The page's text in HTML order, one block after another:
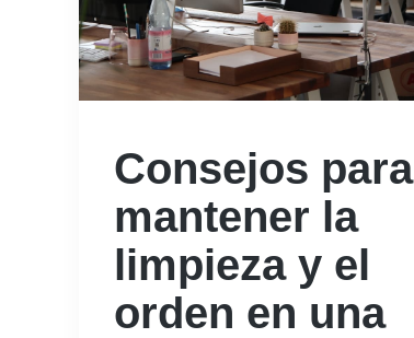
Consejos para
mantener la
limpieza y el
orden en una